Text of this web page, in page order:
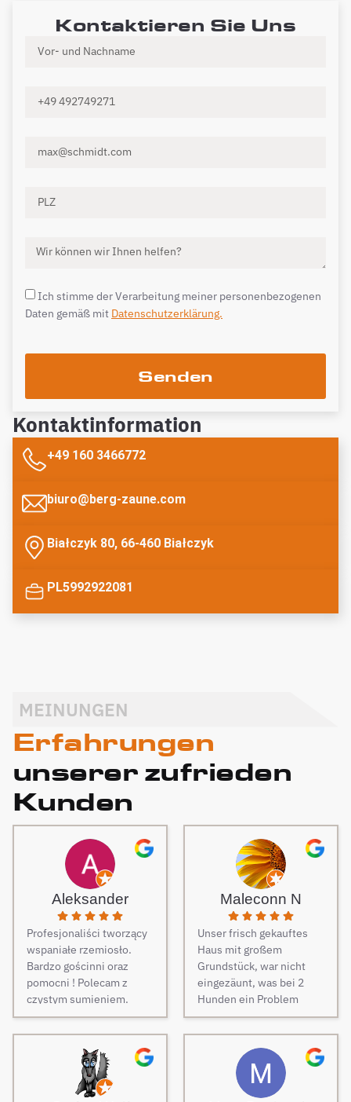
Kontaktieren Sie Uns
Ich stimme der Verarbeitung meiner personenbezogenen
Daten gemäß mit Datenschutzerklärung.
Senden
Kontaktinformation
+49 160 3466772
biuro@berg-zaune.com
Białczyk 80, 66-460 Białczyk
PL5992922081
Erfahrungen
unserer zufrieden
Kunden
MEINUNGEN
Aleksander
Profesjonaliści tworzący
wspaniałe rzemiosło.
Bardzo gościnni oraz
pomocni ! Polecam z
czystym sumieniem.
Maleconn N
Unser frisch gekauftes
Haus mit großem
Grundstück, war nicht
eingezäunt, was bei 2
Hunden ein Problem
darstellt. Daher musste
dringend und schnell ein
Zaun her. Auf Empfehlung
von Freunden haben wir
unseren Zaun bei Berg
Zäune beauftragt und es